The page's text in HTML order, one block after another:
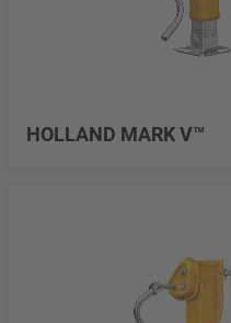
HOLLAND MARK V™